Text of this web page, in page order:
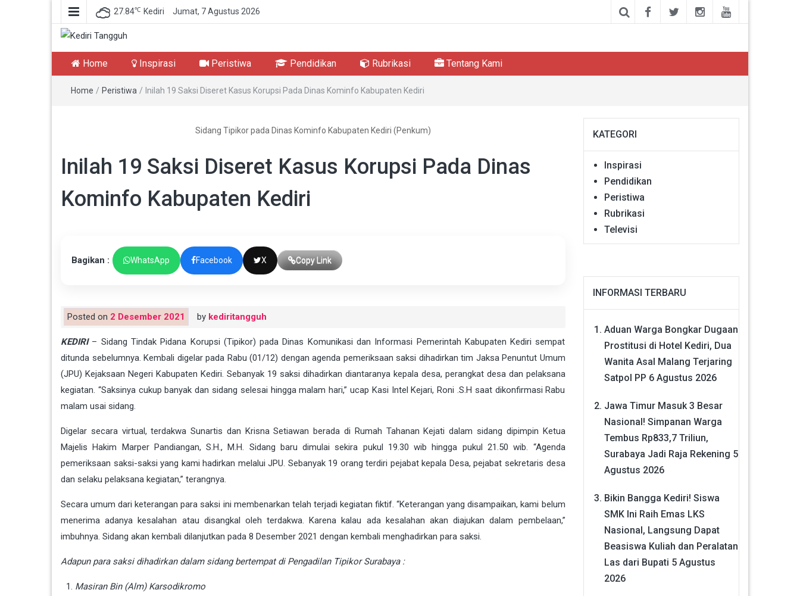
27.84℃ Kediri Jumat, 7 Agustus 2026
Kediri Tangguh
Berita Akurat Terpercaya
Home Inspirasi Peristiwa Pendidikan Rubrikasi Tentang Kami
Home / Peristiwa / Inilah 19 Saksi Diseret Kasus Korupsi Pada Dinas Kominfo Kabupaten Kediri
Sidang Tipikor pada Dinas Kominfo Kabupaten Kediri (Penkum)
Inilah 19 Saksi Diseret Kasus Korupsi Pada Dinas
Kominfo Kabupaten Kediri
Bagikan : WhatsApp Facebook X Copy Link
Posted on 2 Desember 2021 by kediritangguh
KEDIRI– Sidang Tindak Pidana Korupsi (Tipikor) pada Dinas Komunikasi dan Informasi Pemerintah Kabupaten Kediri sempat
ditunda sebelumnya. Kembali digelar pada Rabu (01/12) dengan agenda pemeriksaan saksi dihadirkan tim Jaksa Penuntut Umum
(JPU) Kejaksaan Negeri Kabupaten Kediri. Sebanyak 19 saksi dihadirkan diantaranya kepala desa, perangkat desa dan pelaksana
kegiatan. “Saksinya cukup banyak dan sidang selesai hingga malam hari,” ucap Kasi Intel Kejari, Roni .S.H saat dikonfirmasi Rabu
malam usai sidang.
Digelar secara virtual, terdakwa Sunartis dan Krisna Setiawan berada di Rumah Tahanan Kejati dalam sidang dipimpin Ketua
Majelis Hakim Marper Pandiangan, S.H., M.H. Sidang baru dimulai sekira pukul 19.30 wib hingga pukul 21.50 wib. “Agenda
pemeriksaan saksi-saksi yang kami hadirkan melalui JPU. Sebanyak 19 orang terdiri pejabat kepala Desa, pejabat sekretaris desa
dan selaku pelaksana kegiatan,” terangnya.
Secara umum dari keterangan para saksi ini membenarkan telah terjadi kegiatan fiktif. “Keterangan yang disampaikan, kami belum
menerima adanya kesalahan atau disangkal oleh terdakwa. Karena kalau ada kesalahan akan diajukan dalam pembelaan,”
imbuhnya. Sidang akan kembali dilanjutkan pada 8 Desember 2021 dengan kembali menghadirkan para saksi.
Adapun para saksi dihadirkan dalam sidang bertempat di Pengadilan Tipikor Surabaya :
Masiran Bin (Alm) Karsodikromo
KATEGORI
Inspirasi
Pendidikan
Peristiwa
Rubrikasi
Televisi
INFORMASI TERBARU
Aduan Warga Bongkar Dugaan
Prostitusi di Hotel Kediri, Dua
Wanita Asal Malang Terjaring
Satpol PP 6 Agustus 2026
Jawa Timur Masuk 3 Besar
Nasional! Simpanan Warga
Tembus Rp833,7 Triliun,
Surabaya Jadi Raja Rekening 5
Agustus 2026
Bikin Bangga Kediri! Siswa
SMK Ini Raih Emas LKS
Nasional, Langsung Dapat
Beasiswa Kuliah dan Peralatan
Las dari Bupati 5 Agustus
2026